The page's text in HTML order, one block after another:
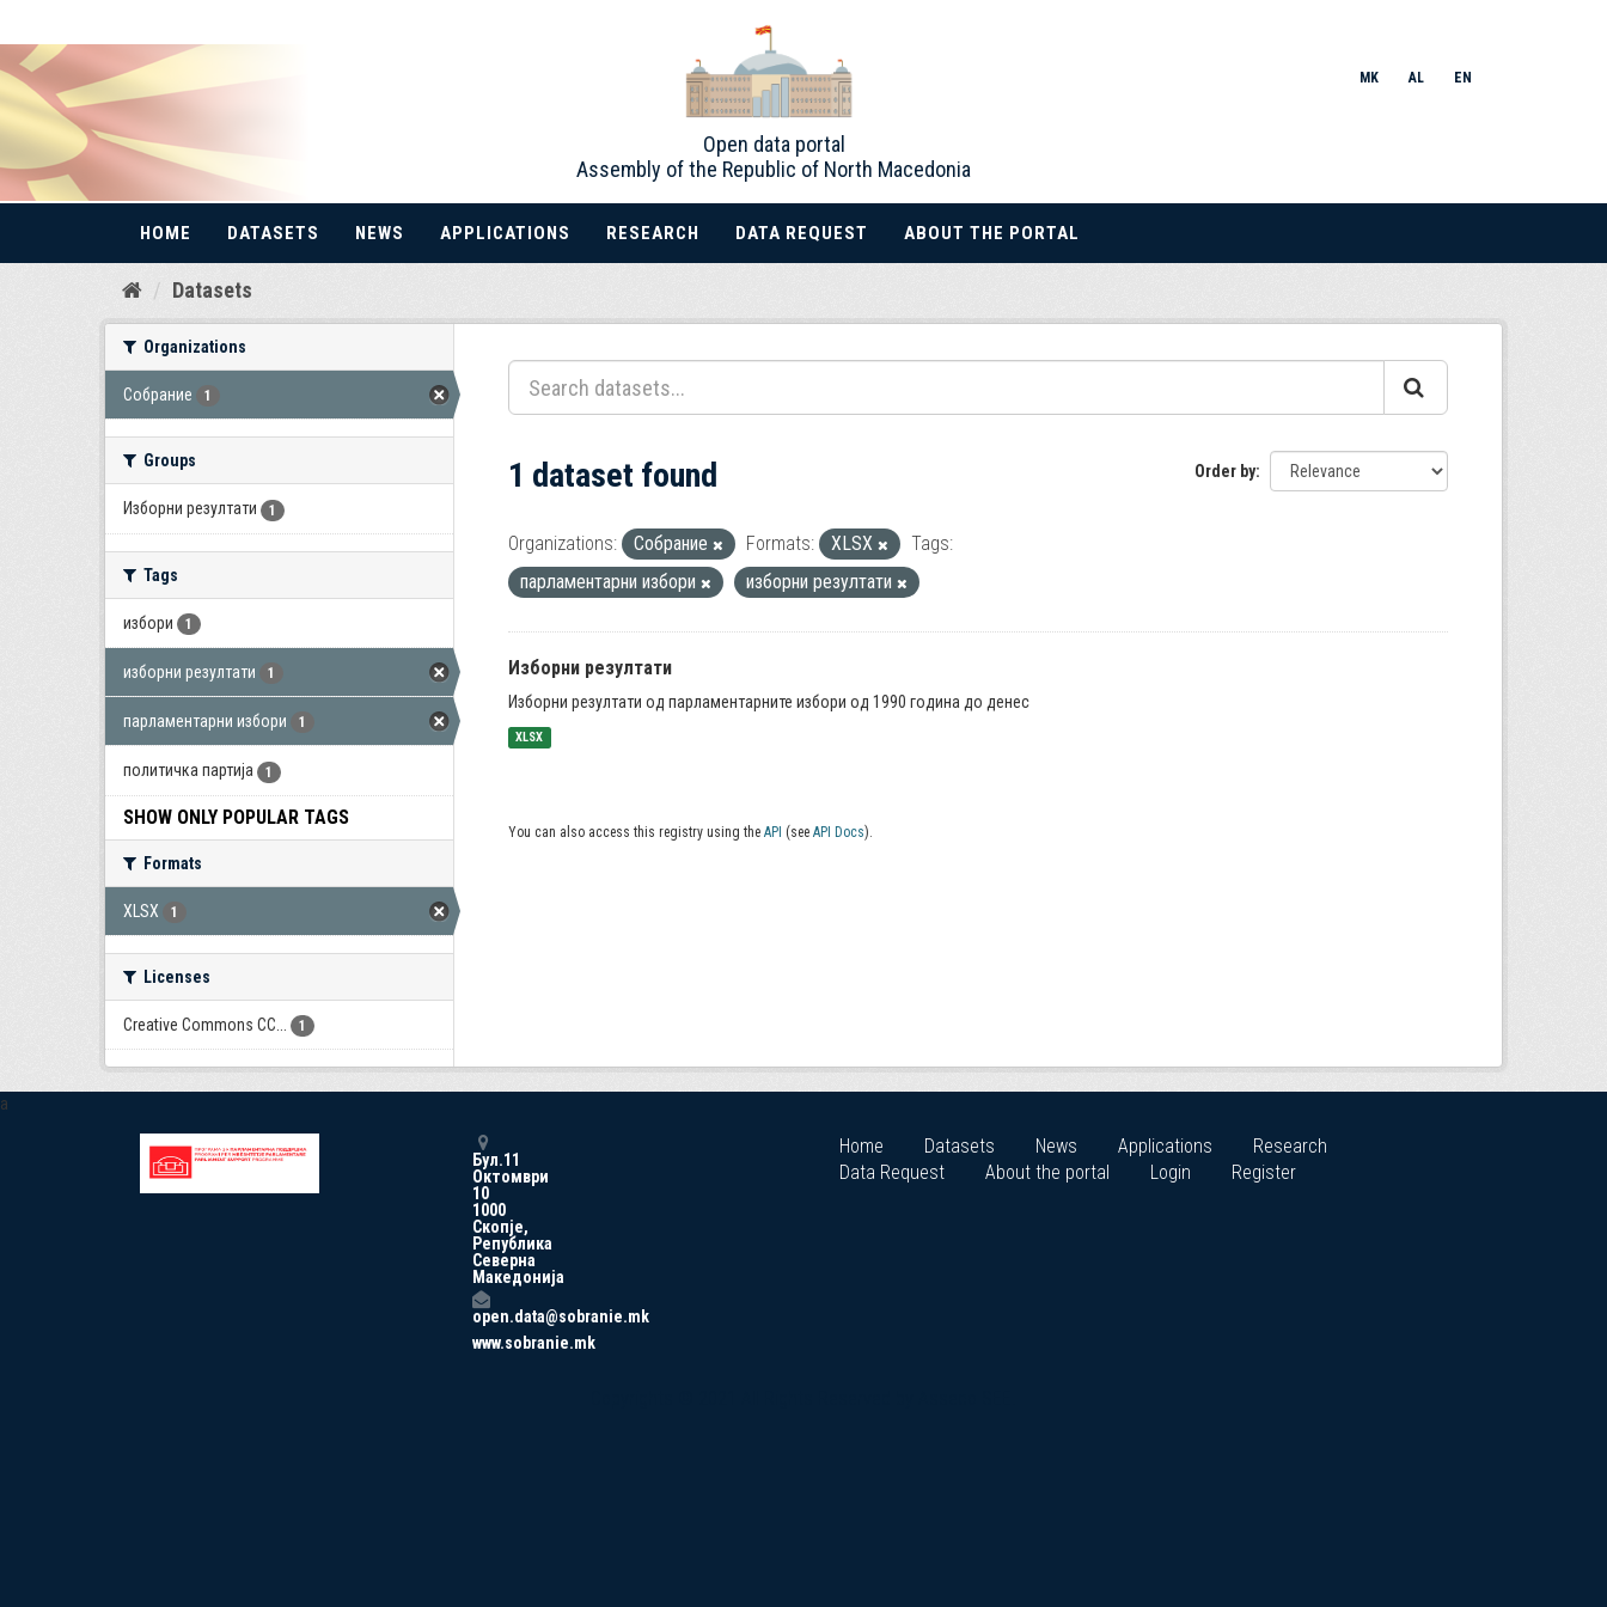
Skip
Open data portal
Assembly of the Republic of North Macedonia
MK AL EN
HOME DATASETS NEWS APPLICATIONS RESEARCH DATA REQUEST ABOUT THE PORTAL
Datasets
Organizations
Собрание 1
Groups
Изборни резултати 1
Tags
избори 1
изборни резултати 1
парламентарни избори 1
политичка партија 1
SHOW ONLY POPULAR TAGS
Formats
XLSX 1
Licenses
Creative Commons CC... 1
Order by
1 dataset found
Organizations: Собрание Formats: XLSX
Tags:
парламентарни избори
изборни резултати
Изборни резултати
Изборни резултати од парламентарните избори од 1990 година до денес
XLSX
You can also access this registry using the API (see API Docs).
a
Бул.11
Октомври
10
1000
Скопје,
Република
Северна
Македонија
open.data@sobranie.mk
www.sobranie.mk
Home Datasets News Applications
Research
Data Request
About the portal Login Register